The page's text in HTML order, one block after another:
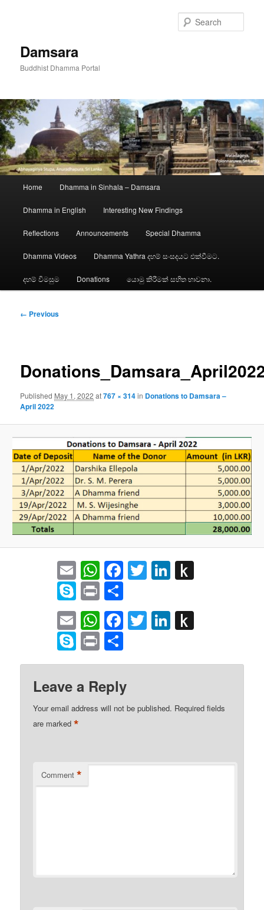
Damsara
Buddhist Dhamma Portal
Home Dhamma in Sinhala – Damsara
Dhamma in English Interesting New Findings
Reflections Announcements Special Dhamma
Dhamma Videos Dhamma Yathra දහම් සංසදයට එක්වීමට.
දහම් විමසුම Donations යොමු කිරීමක් සහිත භාවනා.
Image
← Previous
Published May 1, 2022 at767 × 314in Donations to Damsara –
April 2022
EmailWhatsApp
Facebook
TwitterLinkedIn
Skype
Print
EmailWhatsApp
Facebook
TwitterLinkedIn
Kindle
Skype
Print
Leave a Reply
Your email address will not be published. Required fields
are marked*
Comment *